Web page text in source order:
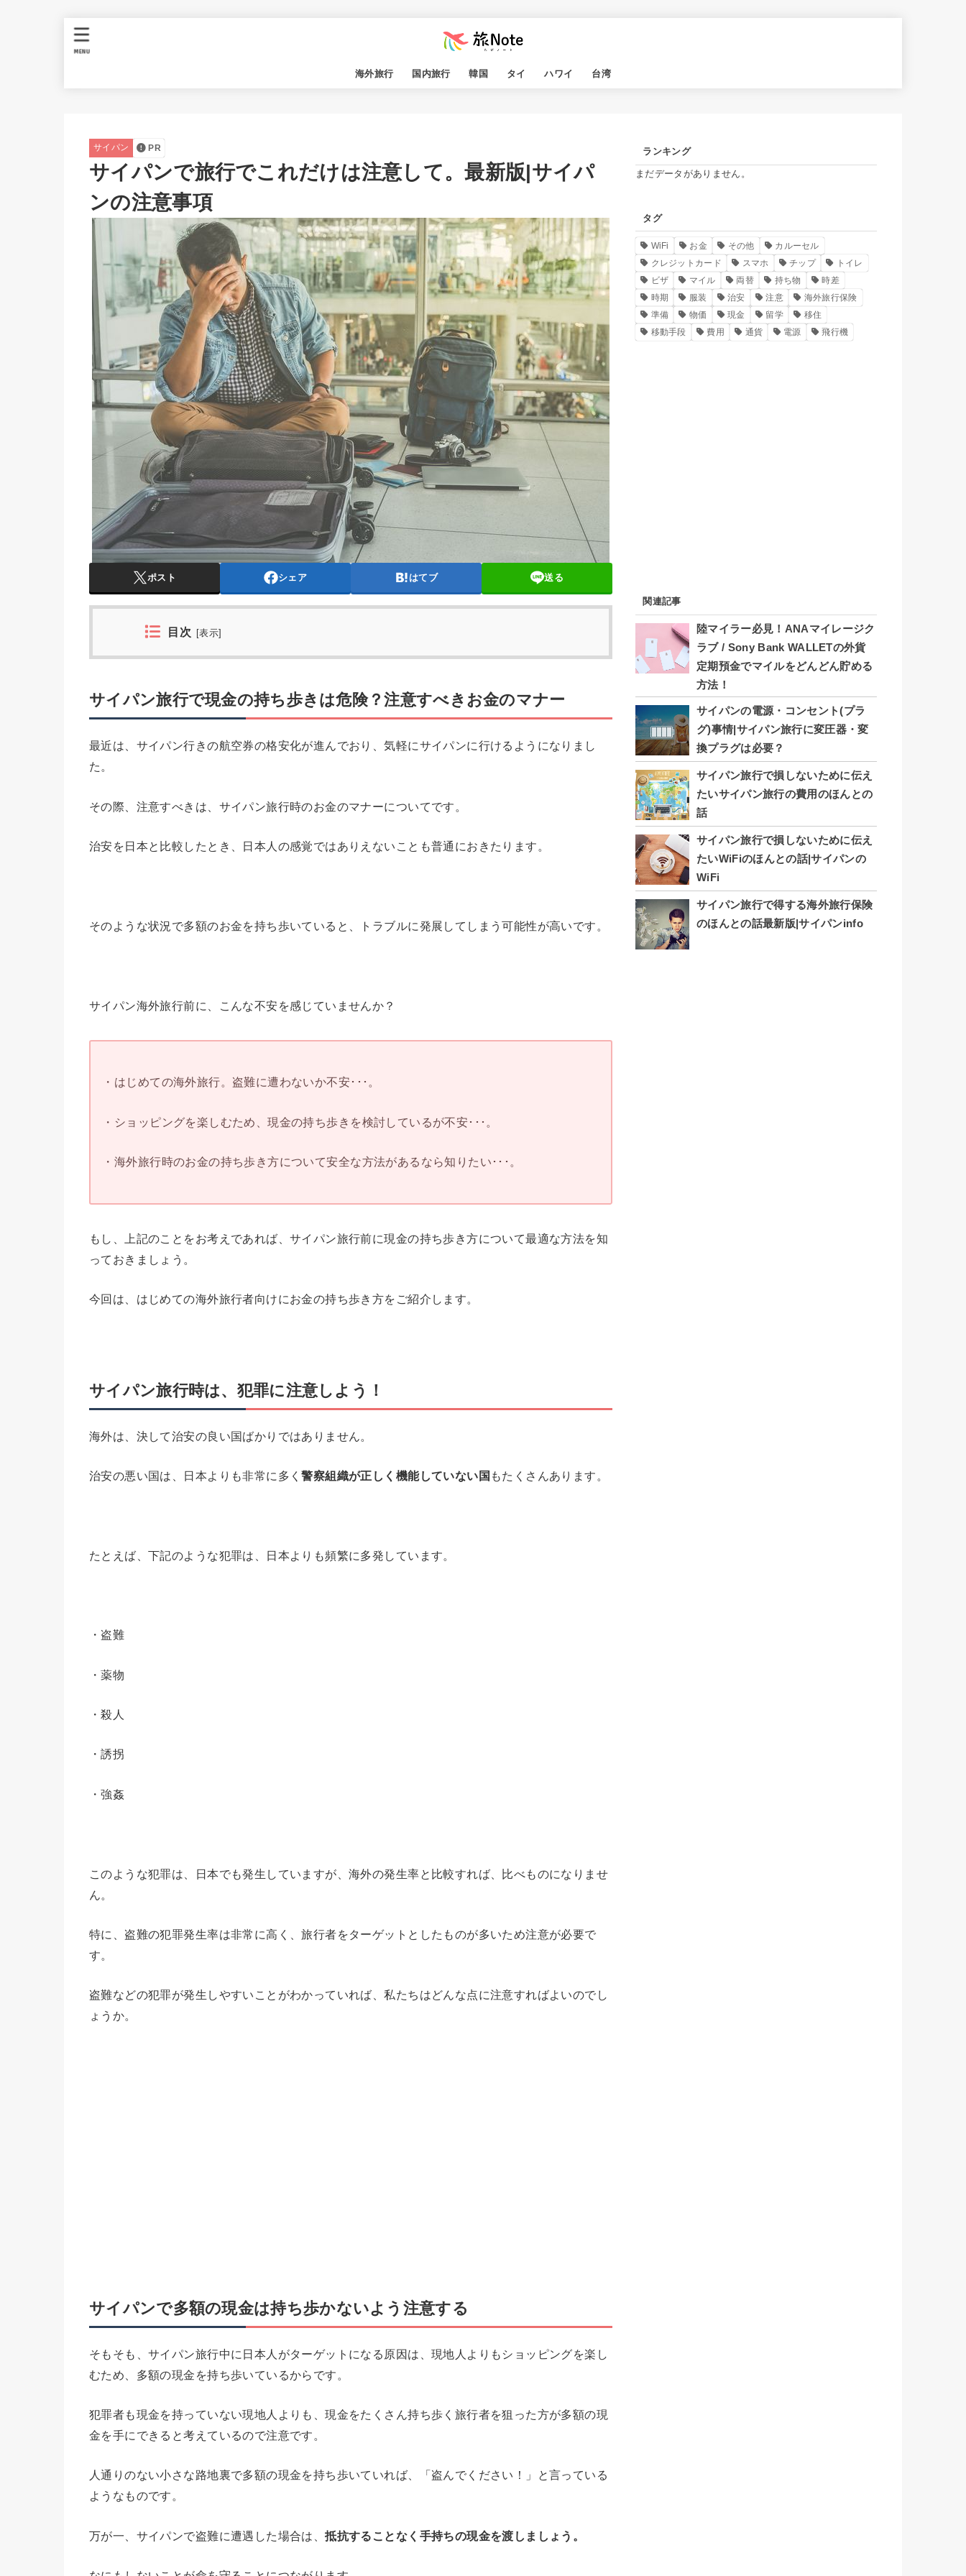
海外旅行 国内旅行 韓国 タイ ハワイ 台湾
MENU
サイパン PR
サイパンで旅行でこれだけは注意して。最新版|サイパ
ンの注意事項
ポスト シェア はてブ 送る
目次 [表示
サイパン旅行で現金の持ち歩きは危険？注意すべきお金のマナー
最近は、サイパン行きの航空券の格安化が進んでおり、気軽にサイパンに行けるようになりまし
た。
その際、注意すべきは、サイパン旅行時のお金のマナーについてです。
治安を日本と比較したとき、日本人の感覚ではありえないことも普通におきたります。
そのような状況で多額のお金を持ち歩いていると、トラブルに発展してしまう可能性が高いです。
サイパン海外旅行前に、こんな不安を感じていませんか？
・はじめての海外旅行。盗難に遭わないか不安･･･。
・ショッピングを楽しむため、現金の持ち歩きを検討しているが不安･･･。
・海外旅行時のお金の持ち歩き方について安全な方法があるなら知りたい･･･。
もし、上記のことをお考えであれば、サイパン旅行前に現金の持ち歩き方について最適な方法を知
っておきましょう。
今回は、はじめての海外旅行者向けにお金の持ち歩き方をご紹介します。
サイパン旅行時は、犯罪に注意しよう！
海外は、決して治安の良い国ばかりではありません。
治安の悪い国は、日本よりも非常に多く警察組織が正しく機能していない国 もたくさんあります。
たとえば、下記のような犯罪は、日本よりも頻繁に多発しています。
・盗難
・薬物
・殺人
・誘拐
・強姦
このような犯罪は、日本でも発生していますが、海外の発生率と比較すれば、比べものになりませ
ん。
特に、盗難の犯罪発生率は非常に高く、旅行者をターゲットとしたものが多いため注意が必要で
す。
盗難などの犯罪が発生しやすいことがわかっていれば、私たちはどんな点に注意すればよいのでし
ょうか。
サイパンで多額の現金は持ち歩かないよう注意する
そもそも、サイパン旅行中に日本人がターゲットになる原因は、現地人よりもショッピングを楽し
むため、多額の現金を持ち歩いているからです。
犯罪者も現金を持っていない現地人よりも、現金をたくさん持ち歩く旅行者を狙った方が多額の現
金を手にできると考えているので注意です。
人通りのない小さな路地裏で多額の現金を持ち歩いていれば、「盗んでください！」と言っている
ようなものです。
万が一、サイパンで盗難に遭遇した場合は、抵抗することなく手持ちの現金を渡しましょう。
ランキング
まだデータがありません。
タグ
WiFi お金 その他
カルーセル
クレジットカード
スマホ チップ
トイレ
ビザ
マイル 両替 持ち物
時差
時期
服装 治安 注意
海外旅行保険
準備
物価 現金 留学
移住
移動手段
費用 通貨 電源 飛行機
関連記事
陸マイラー必見！ANAマイレージク
ラブ / Sony Bank WALLETの外貨
定期預金でマイルをどんどん貯める
方法！
サイパンの電源・コンセント(プラ
グ)事情|サイパン旅行に変圧器・変
換プラグは必要？
サイパン旅行で損しないために伝え
たいサイパン旅行の費用のほんとの
話
サイパン旅行で損しないために伝え
たいWiFiのほんとの話|サイパンの
WiFi
サイパン旅行で得する海外旅行保険
のほんとの話最新版|サイパンinfo